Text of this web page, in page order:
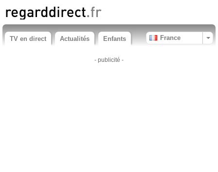
TV en direct Actualités Enfants France
- publicité -